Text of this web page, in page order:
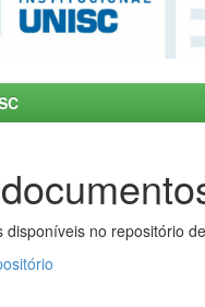
disponíveis no repositório